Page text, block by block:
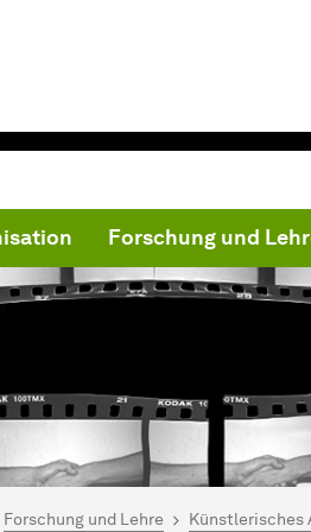
Forschung und
hier:
Forschung und Lehre Künstlerisches